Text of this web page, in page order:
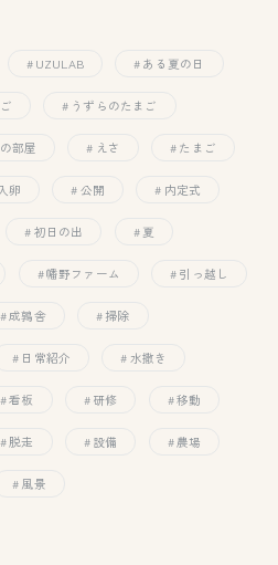
UZULAB ある夏の日
うずらのたまご
部屋 えさ たまご
入卵 公開 内定式
初日の出 夏
幡野ファーム 引っ越し
成鶉舎 掃除
日常紹介 水撒き
看板 研修 移動
脱走 設備 農場
風景